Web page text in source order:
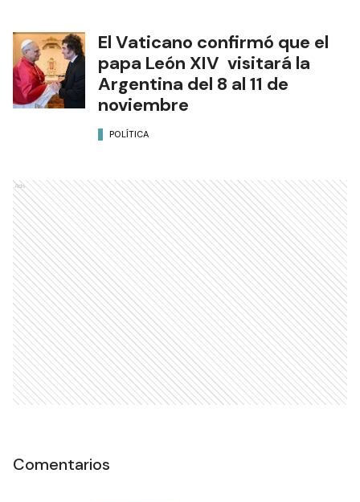
El Vaticano confirmó que el
papa León XIV visitará la
Argentina del 8 al 11 de
noviembre
POLÍTICA
Ads
Comentarios